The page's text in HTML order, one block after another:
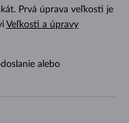
Prvá úprava veľkosti je
Veľkosti a úpravy
alebo